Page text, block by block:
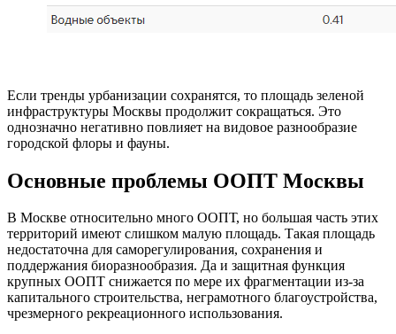
Если тренды урбанизации сохранятся, то площадь зеленой
инфраструктуры Москвы продолжит сокращаться. Это
однозначно негативно повлияет на видовое разнообразие
городской флоры и фауны.
Основные проблемы ООПТ Москвы
В Москве относительно много ООПТ, но большая часть этих
территорий имеют слишком малую площадь. Такая площадь
недостаточна для саморегулирования, сохранения и
поддержания биоразнообразия. Да и защитная функция
крупных ООПТ снижается по мере их фрагментации из-за
капитального строительства, неграмотного благоустройства,
чрезмерного рекреационного использования.